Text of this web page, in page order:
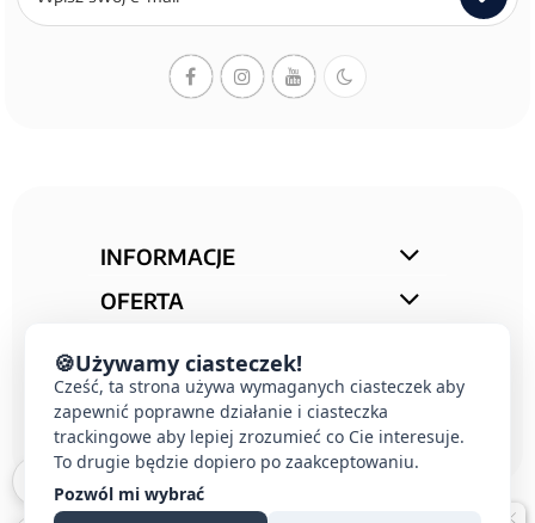
newslettera
INFORMACJE
OFERTA
KONTAKT
🍪Używamy ciasteczek!
Cześć, ta strona używa wymaganych ciasteczek aby
zapewnić poprawne działanie i ciasteczka
trackingowe aby lepiej zrozumieć co Cie interesuje.
To drugie będzie dopiero po zaakceptowaniu.
Pozwól mi wybrać